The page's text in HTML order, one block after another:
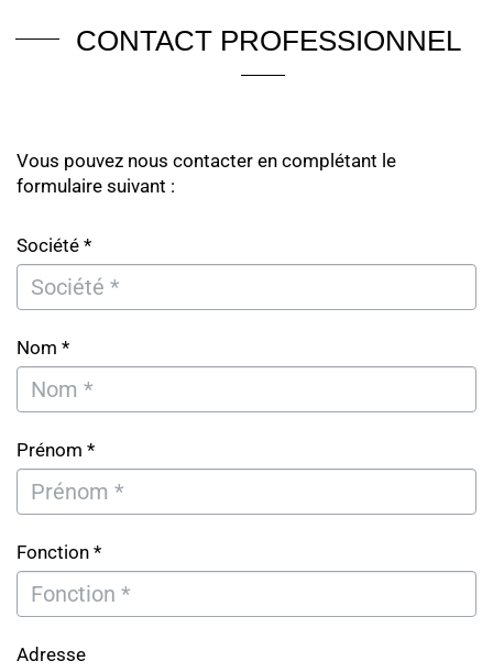
CONTACT PROFESSIONNEL
Vous pouvez nous contacter en complétant le
formulaire suivant :
Société *
Nom *
Prénom *
Fonction *
Adresse